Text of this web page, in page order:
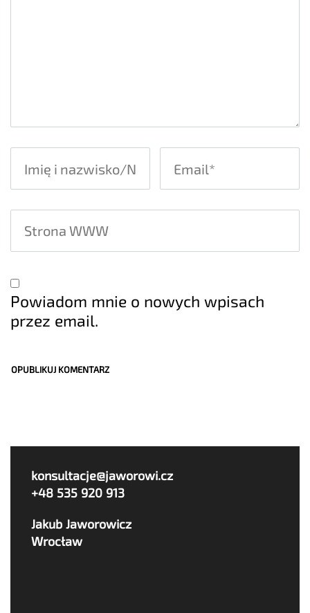
Powiadom mnie o nowych wpisach
przez email.
konsultacje@jaworowi.cz
+48 535 920 913
Jakub Jaworowicz
Wrocław